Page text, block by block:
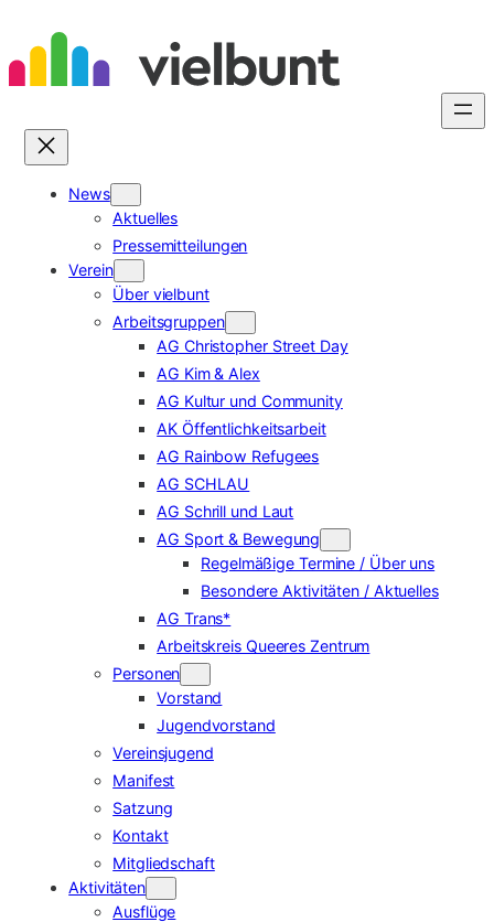
Inhalt
springen
News
Aktuelles
Pressemitteilungen
Verein
Über vielbunt
Arbeitsgruppen
AG Christopher Street Day
AG Kim & Alex
AG Kultur und Community
AK Öffentlichkeitsarbeit
AG Rainbow Refugees
AG SCHLAU
AG Schrill und Laut
AG Sport & Bewegung
Regelmäßige Termine / Über uns
Besondere Aktivitäten / Aktuelles
AG Trans*
Arbeitskreis Queeres Zentrum
Personen
Vorstand
Jugendvorstand
Vereinsjugend
Manifest
Satzung
Kontakt
Mitgliedschaft
Aktivitäten
Ausflüge